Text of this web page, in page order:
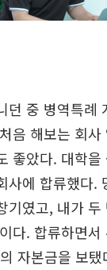
던 중 병역특례
음 해보는 회
좋았다. 대학을
사에 합류했다.
기였고, 내가
다. 합류하면서
자본금을 보